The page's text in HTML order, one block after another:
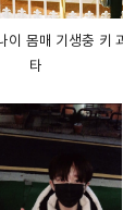
이 몸매 기생충 키
타